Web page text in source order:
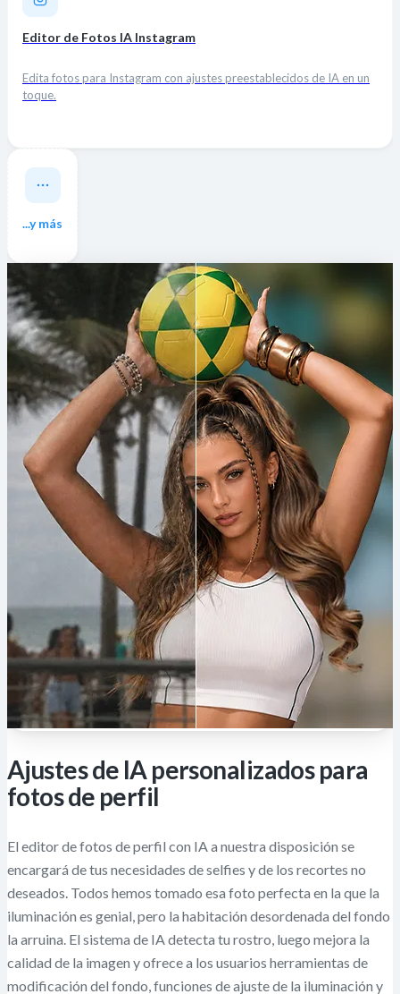
Editor de Fotos IA Instagram
Edita fotos para Instagram con ajustes preestablecidos de IA en un
toque.
...y más
Ajustes de IA personalizados para
fotos de perfil
El editor de fotos de perfil con IA a nuestra disposición se
encargará de tus necesidades de selfies y de los recortes no
deseados. Todos hemos tomado esa foto perfecta en la que la
iluminación es genial, pero la habitación desordenada del fondo
la arruina. El sistema de IA detecta tu rostro, luego mejora la
calidad de la imagen y ofrece a los usuarios herramientas de
modificación del fondo, funciones de ajuste de la iluminación y